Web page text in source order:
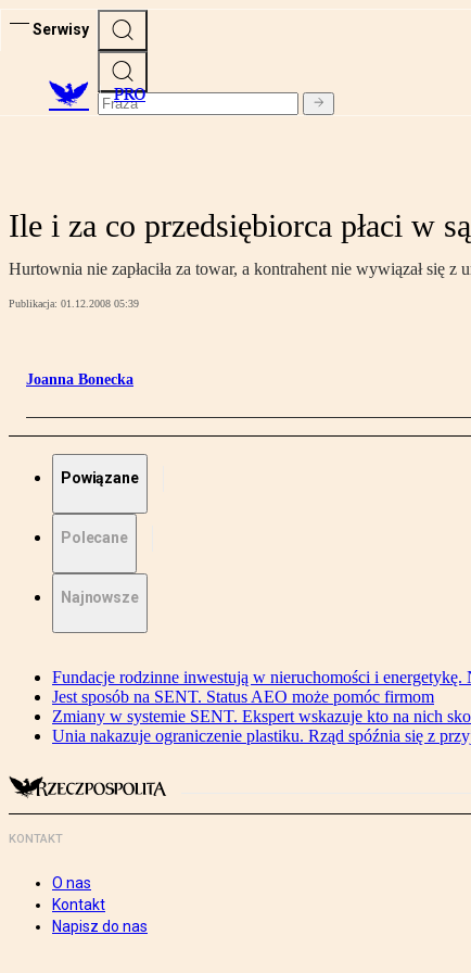
Serwisy
PRO
Ile i za co przedsiębiorca płaci w
Hurtownia nie zapłaciła za towar, a kontrahent nie wywiązał się
Publikacja: 01.12.2008 05:39
Joanna Bonecka
Powiązane
Polecane
Najnowsze
Fundacje rodzinne inwestują w nieruchomości i energetykę.
Jest sposób na SENT. Status AEO może pomóc firmom
Zmiany w systemie SENT. Ekspert wskazuje kto na nich
Unia nakazuje ograniczenie plastiku. Rząd spóźnia się z
KONTAKT
O nas
Kontakt
Napisz do nas